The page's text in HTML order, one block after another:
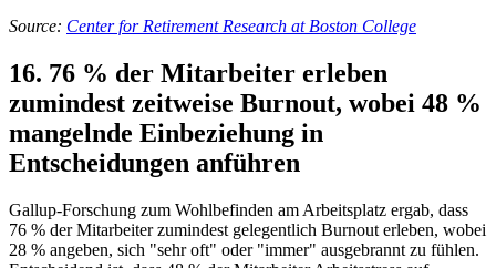
Source: Center for Retirement Research at Boston College
16. 76 % der Mitarbeiter erleben
zumindest zeitweise Burnout, wobei 48 %
mangelnde Einbeziehung in
Entscheidungen anführen
Gallup-Forschung zum Wohlbefinden am Arbeitsplatz ergab, dass
76 % der Mitarbeiter zumindest gelegentlich Burnout erleben, wobei
28 % angeben, sich "sehr oft" oder "immer" ausgebrannt zu fühlen.